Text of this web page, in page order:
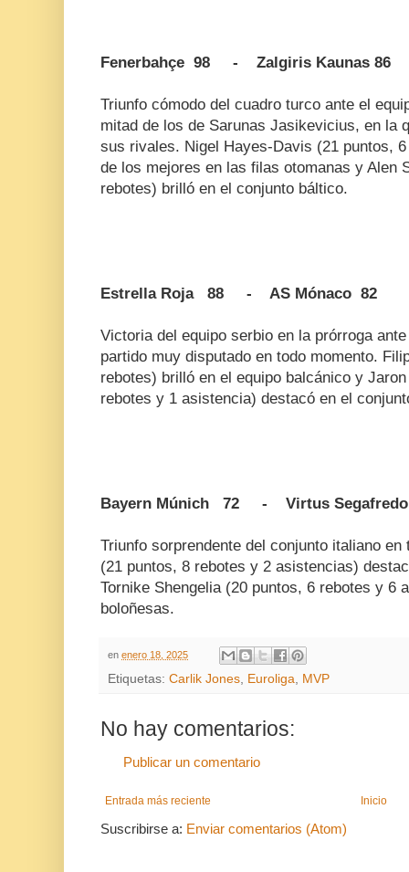
Fenerbahçe 98 - Zalgiris Kaunas 86
Triunfo cómodo del cuadro turco ante el
mitad de los de Sarunas Jasikevicius, en la
sus rivales. Nigel Hayes-Davis (21 puntos,
de los mejores en las filas otomanas y Alen
rebotes) brilló en el conjunto báltico.
Estrella Roja 88 - AS Mónaco 82
Victoria del equipo serbio en la prórroga
partido muy disputado en todo momento.
rebotes) brilló en el equipo balcánico y
rebotes y 1 asistencia) destacó en el
Bayern Múnich 72 - Virtus Segafredo
Triunfo sorprendente del conjunto italiano
(21 puntos, 8 rebotes y 2 asistencias)
Tornike Shengelia (20 puntos, 6 rebotes y 6
boloñesas.
en enero 18, 2025
Etiquetas: Carlik Jones, Euroliga, MVP
No hay comentarios:
Publicar un comentario
Entrada más reciente Inicio
Suscribirse a: Enviar comentarios (Atom)